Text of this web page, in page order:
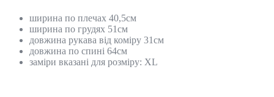
ширина по плечах 40,5см
ширина по грудях 51см
довжина рукава від коміру 31см
довжина по спині 64см
заміри вказані для розміру: ХL